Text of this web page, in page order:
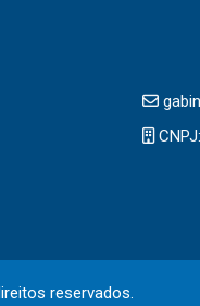
CNPJ:
reservados.